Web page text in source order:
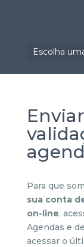
Escolha
Para que
sua conta
on-line,
Agendas e
acessar o